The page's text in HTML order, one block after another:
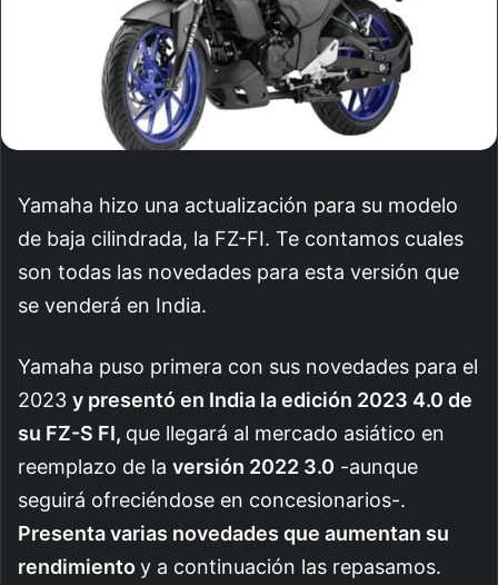
Yamaha hizo una actualización para su modelo
de baja cilindrada, la FZ-FI. Te contamos cuales
son todas las novedades para esta versión que
se venderá en India.
Yamaha puso primera con sus novedades para el
2023 y presentó en India la edición 2023 4.0 de
su FZ-S FI, que llegará al mercado asiático en
reemplazo de la versión 2022 3.0 -aunque
seguirá ofreciéndose en concesionarios-.
Presenta varias novedades que aumentan su
rendimientoy a continuación las repasamos.